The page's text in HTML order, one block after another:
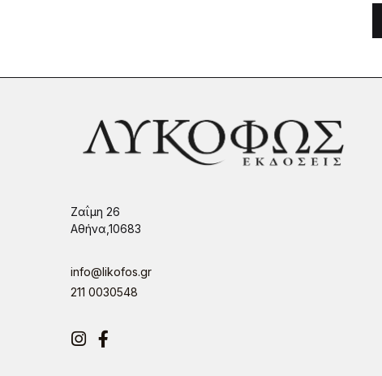
Ζαΐμη 26
Αθήνα,10683
info@likofos.gr
211 0030548
Instagram
Facebook